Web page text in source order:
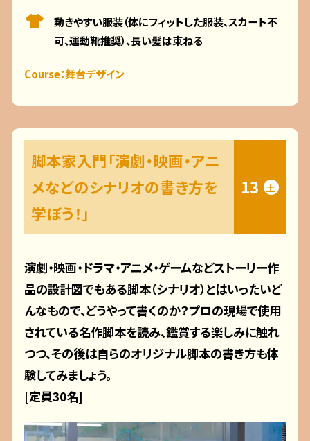
動きやすい服装（体にフィットした服装、スカート不
可、運動靴推奨）、長い髪は束ねる
Course：舞台デザイン
脚本家入門「演劇・映画・アニ
メなどのシナリオの書き方を
学ぼう！」
13 土
演劇・映画・ドラマ・アニメ・ゲームなどストーリー作
品の設計図でもある脚本（シナリオ）とはいったいど
んなもので、どうやって書くのか？プロの現場で使用
されている名作脚本を読み、鑑賞する楽しみに触れ
つつ、その後は自らのオリジナル脚本の書き方も体
験してみましょう。
[定員30名]